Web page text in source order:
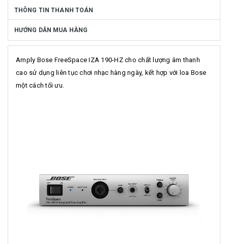
THÔNG TIN THANH TOÁN
HƯỚNG DẪN MUA HÀNG
Amply Bose FreeSpace IZA 190-HZ cho chất lượng âm thanh
cao sử dụng liên tục chơi nhạc hàng ngày, kết hợp với loa Bose
một cách tối ưu.